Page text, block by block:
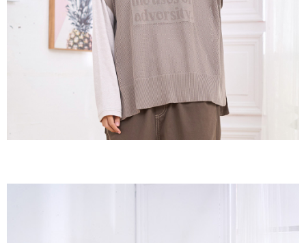
※ 交易是否成功請以「AFTEE先享後付 」之結帳頁面顯示為準，若有關於
是否繳費成功／繳費後需取消欲退款等相關疑問，請聯繫「AFTEE先享後付
客戶支援中心」https://netprotections.freshdesk.com/support/home
【注意事項】
１．透過由恩沛科技股份有限公司提供之「AFTEE先享後付」服務完成之交
易，需依本服務之必要範圍內提供個人資料，並將交易相關給付款項請求債
權轉讓予恩沛科技股份有限公司。
２．關於個人資料處理事宜，請瀏覽以下網址：
https://aftee.tw/terms/#terms3
３．未成年的使用者請事先徵得法定代理人或監護人之同意方可使用
「AFTEE先享後付」，若未經同意申辦者引起之損失，本公司不負相關責
請求用戶進行身份認證。
付款後7-11取貨
每筆NT$60，滿NT$2,000(含以上)免運費
黑貓宅急便(包裹尺寸60cm以下)
每筆NT$100，滿NT$2,000(含以上)免運費
黑貓宅急便(包裹尺寸90cm以下)
每筆NT$140，滿NT$2,000(含以上)免運費